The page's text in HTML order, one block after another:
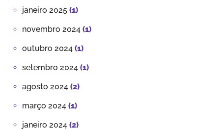
janeiro 2025 (1)
novembro 2024 (1)
outubro 2024 (1)
setembro 2024 (1)
agosto 2024 (2)
março 2024 (1)
janeiro 2024 (2)